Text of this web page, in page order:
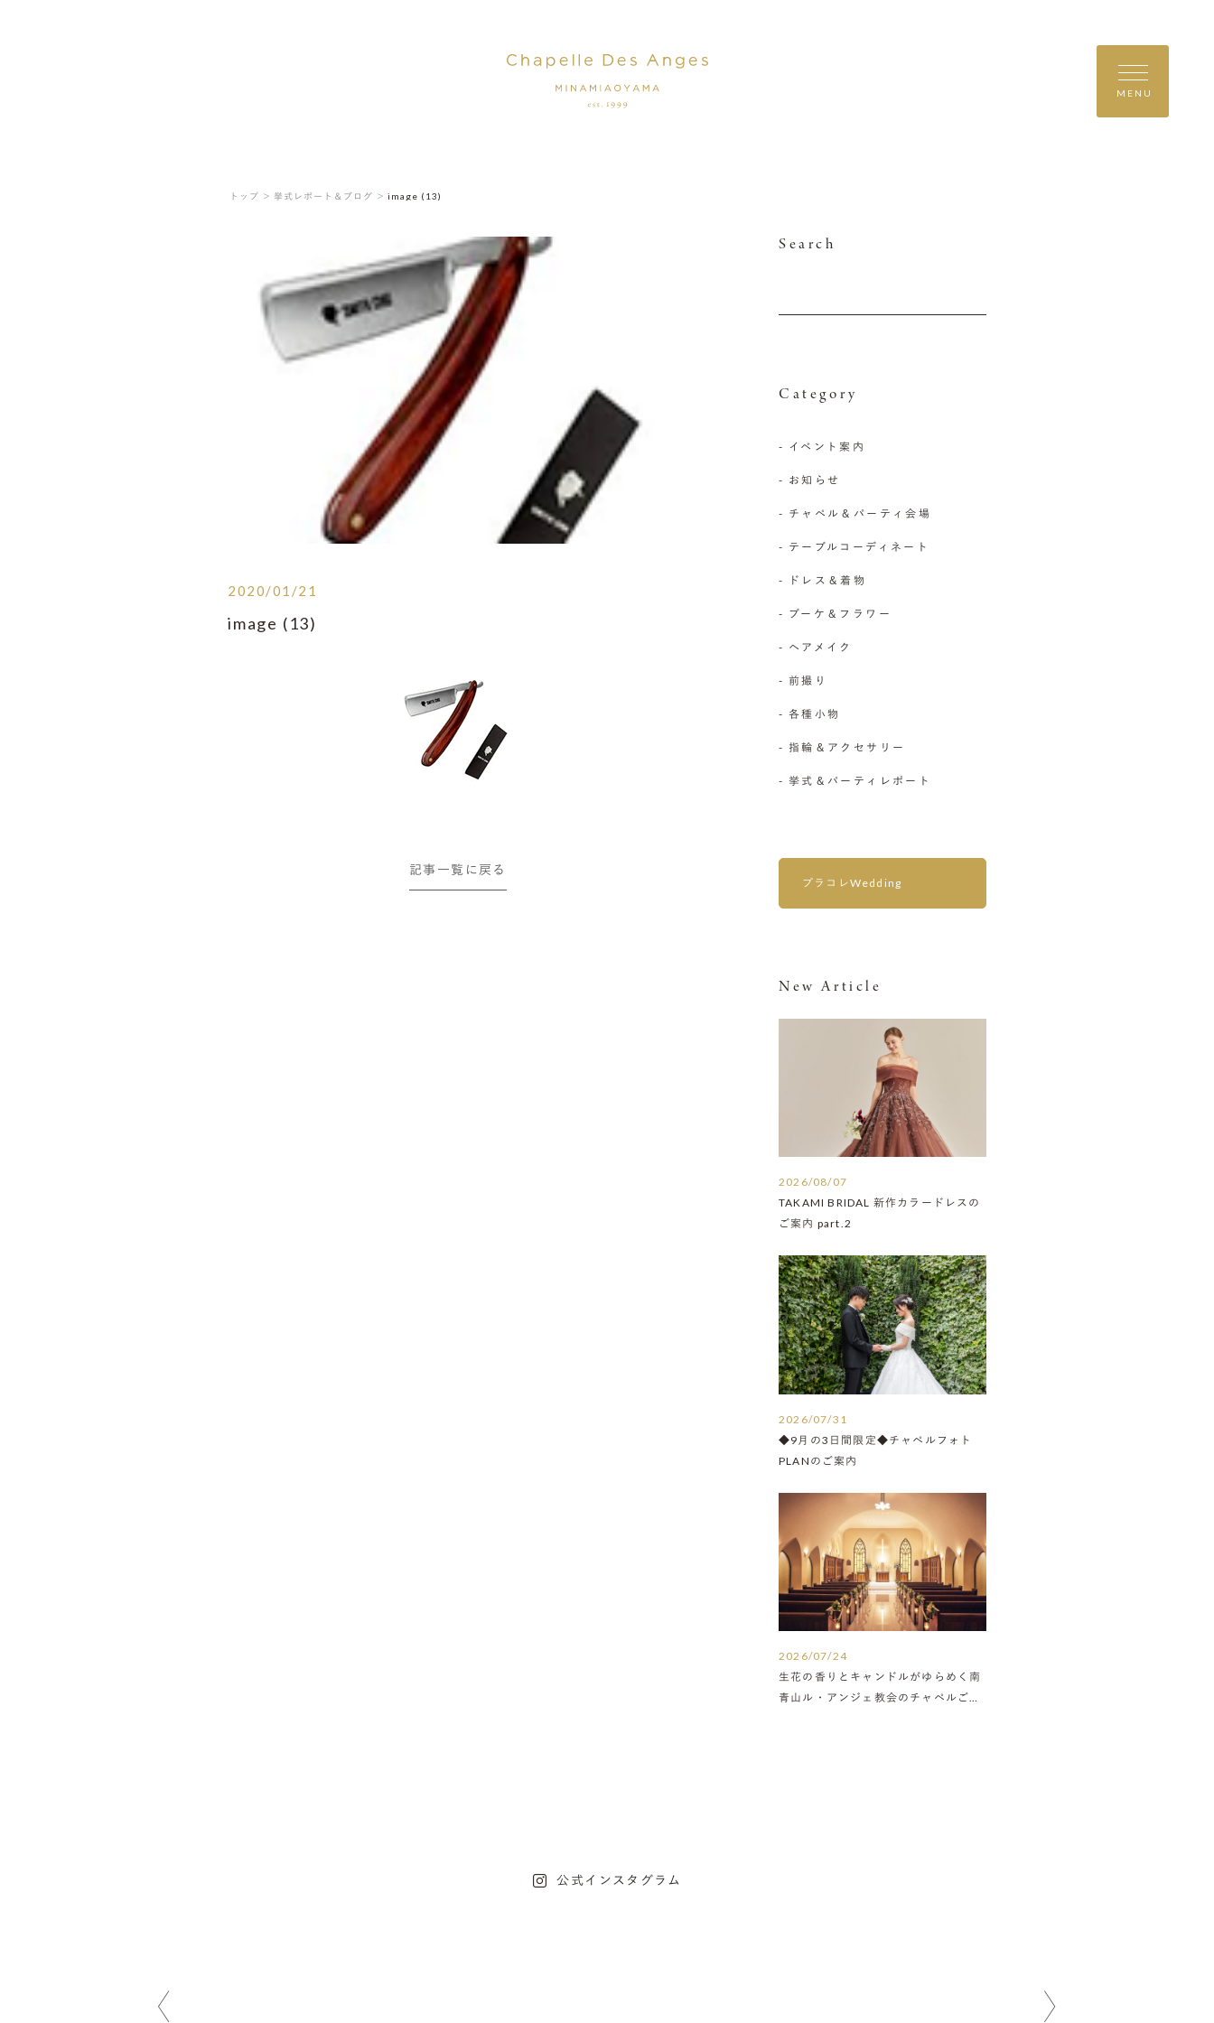
MENU
トップ ＞ 挙式レポート＆ブログ ＞ image (13)
2020/01/21
image (13)
記事一覧に戻る
Search
Category
- イベント案内
- お知らせ
- チャペル＆パーティ会場
- テーブルコーディネート
- ドレス＆着物
- ブーケ＆フラワー
- ヘアメイク
- 前撮り
- 各種小物
- 指輪＆アクセサリー
- 挙式＆パーティレポート
プラコレWedding
New Article
2026/08/07
TAKAMI BRIDAL 新作カラードレスの
ご案内 part.2
2026/07/31
◆9月の3日間限定◆チャペルフォト
PLANのご案内
2026/07/24
生花の香りとキャンドルがゆらめく南
青山ル・アンジェ教会のチャペルご紹
公式インスタグラム